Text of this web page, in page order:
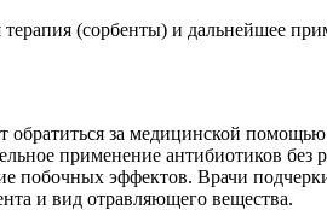
(сорбенты) и дальнейшее
обратиться за медицинской
применение антибиотиков без
побочных эффектов. Врачи
и вид отравляющего вещества.